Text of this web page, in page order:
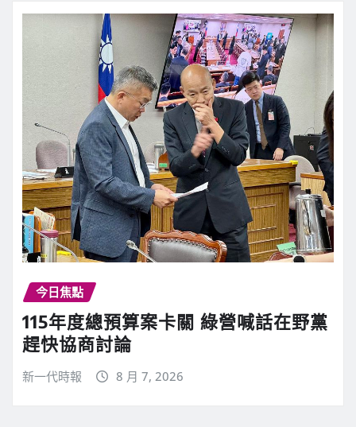
今日焦點
115年度總預算案卡關 綠營喊話在野黨
趕快協商討論
新一代時報 8 月 7, 2026